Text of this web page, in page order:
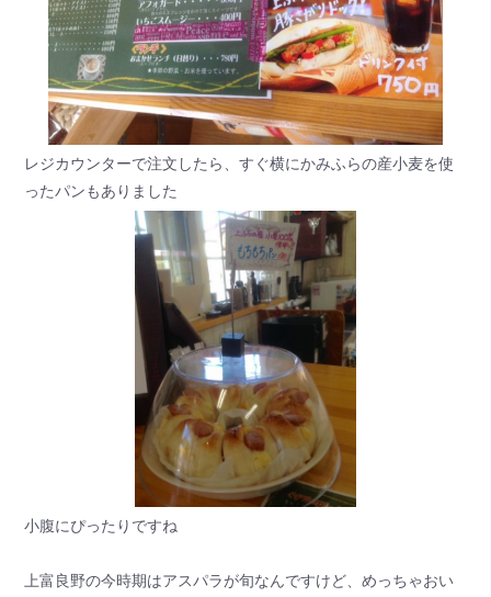
レジカウンターで注文したら、すぐ横にかみふらの産小麦を使
ったパンもありました
小腹にぴったりですね
上富良野の今時期はアスパラが旬なんですけど、めっちゃおい